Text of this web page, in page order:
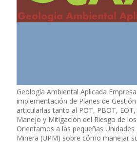
Geología Ambiental Aplicada
implementación de Planes de
articularlas tanto al POT, PBOT,
Manejo y Mitigación del Riesgo de
Orientamos a las pequeñas
Minera (UPM) sobre cómo manejar